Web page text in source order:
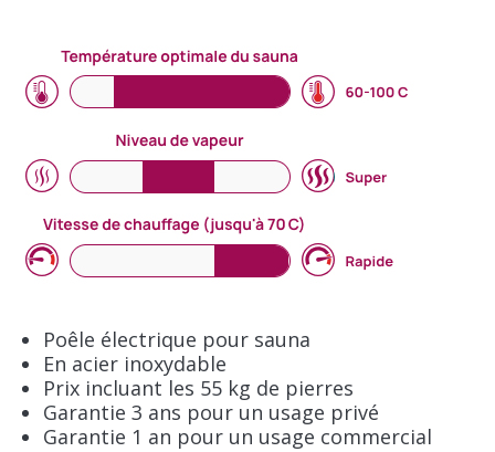
Poêle électrique pour sauna
En acier inoxydable
Prix incluant les 55 kg de pierres
Garantie 3 ans pour un usage privé
Garantie 1 an pour un usage commercial